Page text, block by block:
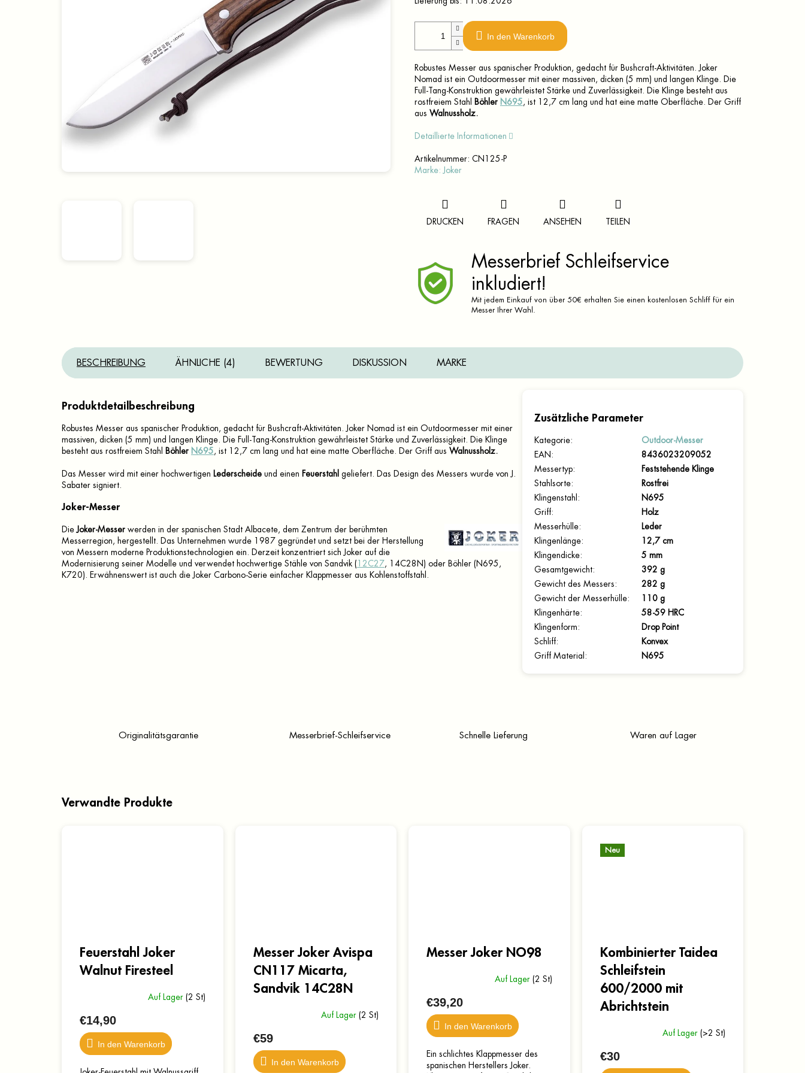
In den Warenkorb
Robustes Messer aus spanischer Produktion, gedacht für Bushcraft-Aktivitäten. Joker
Nomad ist ein Outdoormesser mit einer massiven, dicken (5 mm) und langen Klinge. Die
Full-Tang-Konstruktion gewährleistet Stärke und Zuverlässigkeit. Die Klinge besteht aus
rostfreiem Stahl
Böhler N695 , ist 12,7 cm lang und hat eine matte Oberfläche. Der Griff
aus Walnussholz.
Detaillierte Informationen
Artikelnummer: CN125-P
Marke:
Joker
DRUCKEN FRAGEN ANSEHEN TEILEN
Messerbrief Schleifservice
inkludiert!
Mit jedem Einkauf von über 50€ erhalten Sie einen kostenlosen Schliff für ein
Messer Ihrer Wahl.
BESCHREIBUNG ÄHNLICHE (4) BEWERTUNG DISKUSSION MARKE
Produktdetailbeschreibung
Robustes Messer aus spanischer Produktion, gedacht für Bushcraft-Aktivitäten. Joker Nomad ist ein Outdoormesser mit einer
massiven, dicken (5 mm) und langen Klinge. Die Full-Tang-Konstruktion gewährleistet Stärke und Zuverlässigkeit. Die Klinge
besteht aus rostfreiem Stahl
Böhler N695 , ist 12,7 cm lang und hat eine matte Oberfläche. Der Griff aus Walnussholz.
Das Messer wird mit einer hochwertigen Lederscheide und einen Feuerstahl geliefert. Das Design des Messers wurde von J.
Sabater signiert.
Joker-Messer
Die Joker-Messer werden in der spanischen Stadt Albacete, dem Zentrum der berühmten
Messerregion, hergestellt. Das Unternehmen wurde 1987 gegründet und setzt bei der Herstellung
von Messern moderne Produktionstechnologien ein. Derzeit konzentriert sich Joker auf die
Modernisierung seiner Modelle und verwendet hochwertige Stähle von Sandvik ( 12C27 , 14C28N) oder Böhler (N695,
K720). Erwähnenswert ist auch die Joker Carbono-Serie einfacher Klappmesser aus Kohlenstoffstahl.
Zusätzliche Parameter
Kategorie:
Outdoor-Messer
EAN :
8436023209052
Messertyp:
Feststehende Klinge
Stahlsorte:
Rostfrei
Klingenstahl :
N695
Griff:
Holz
Messerhülle:
Leder
Klingenlänge:
12,7 cm
Klingendicke:
5 mm
Gesamtgewicht:
392 g
Gewicht des Messers :
282 g
Gewicht der Messerhülle:
110 g
Klingenhärte:
58-59 HRC
Klingenform :
Drop Point
Schliff:
Konvex
Griff Material : N695
Originalitätsgarantie Messerbrief-Schleifservice Schnelle Lieferung Waren auf Lager
Verwandte Produkte
Feuerstahl Joker
Walnut Firesteel
Auf Lager (2 St)
€14,90
In den Warenkorb
Messer Joker Avispa
CN117 Micarta,
Sandvik 14C28N
Auf Lager (2 St)
€59
In den Warenkorb
Messer Joker NO98
Auf Lager (2 St)
€39,20
In den Warenkorb
Ein schlichtes Klappmesser des
spanischen Herstellers Joker.
Neu
Kombinierter Taidea
Schleifstein
600/2000 mit
Abrichtstein
Auf Lager (>2 St)
€30